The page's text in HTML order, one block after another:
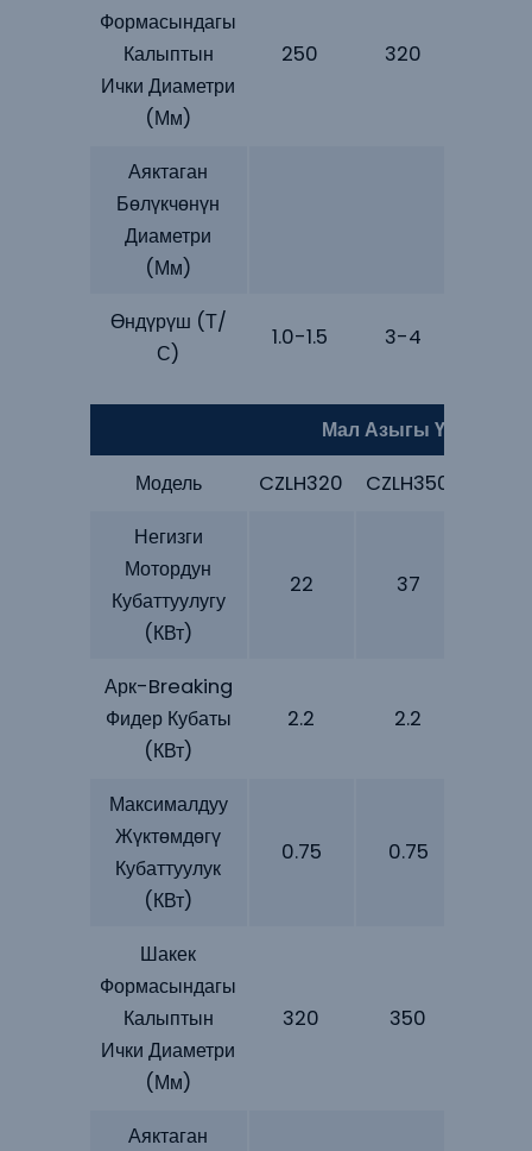
Формасындагы
Калыптын
Ички Диаметри
(мм)
250 320
Аяктаган
Бөлүкчөнүн
Диаметри
(мм)
Өндүрүш (Т/
С)
1.0-1.5 3-4
Мал Азыгы Үчүн
Модель
CZLH320 CZLH350
Негизги
Мотордун
Кубаттуулугу
(кВт)
22 37
Арк-Breaking
Фидер Кубаты
(кВт)
2.2 2.2
Максималдуу
Жүктөмдөгү
Кубаттуулук
(кВт)
0.75 0.75
Шакек
Формасындагы
Калыптын
Ички Диаметри
(мм)
320 350
Аяктаган